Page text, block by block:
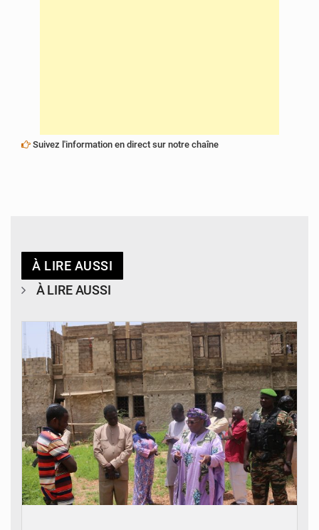
Suivez l'information en direct sur notre chaîne
À LIRE AUSSI
À LIRE AUSSI